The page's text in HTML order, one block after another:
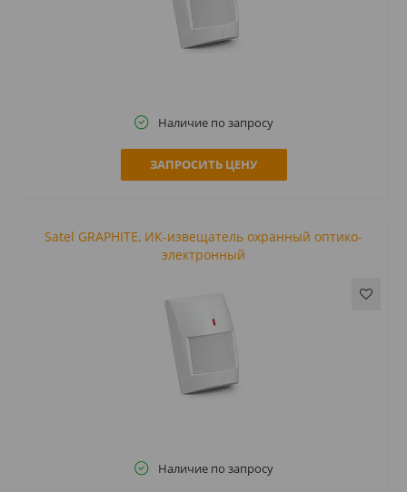
Наличие по запросу
ЗАПРОСИТЬ ЦЕНУ
Satel GRAPHITE, ИК-извещатель охранный оптико-
электронный
Наличие по запросу